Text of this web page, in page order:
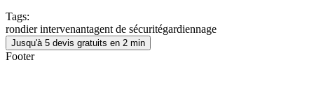
Tags:
rondier intervenantagent de sécuritégardiennage
Jusqu'à 5 devis gratuits en 2 min
Footer